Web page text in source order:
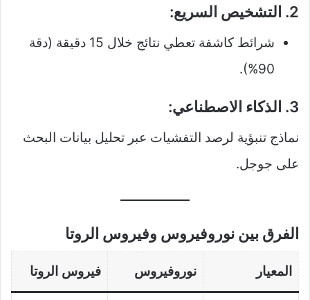
2. التشخيص السريع:
شرائط كاشفة تعطي نتائج خلال 15 دقيقة (دقة
90%).
3. الذكاء الاصطناعي:
نماذج تنبؤية لرصد التفشيات عبر تحليل بيانات البحث
على جوجل.
الفرق بين نوروفيروس وفيروس الروتا
المعيار نوروفيروس فيروس الروتا